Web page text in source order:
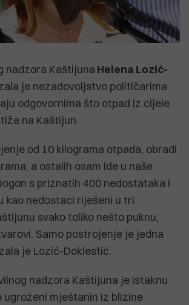
nadzora Kaštijuna Helena Lozić-
je nezadovoljstvo političarima
odgovornima što otpad iz cijele
na Kaštijun.
od 10 kilograma otpada, obradi
a ostalih osam ide u naše
s priznatih 400 nedostataka i
kao nedostaci riješeni u tri
svako toliko nešto puknu,
Samo postrojenje je jedna
je Lozić-Doklestić.
nadzora Kaštijuna je istaknu
ugroženi mještanin iz blizine